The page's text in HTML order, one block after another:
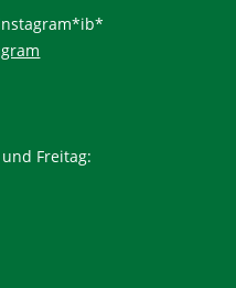
Freitag: